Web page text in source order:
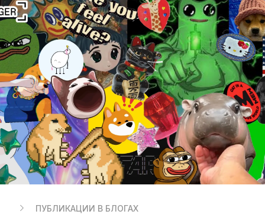
Ledger Stax™
Продуманное во всём
Ledger Flex
Новый стандарт
Ledger NanoGen5
Возможность персонализировать
ПУБЛИКАЦИИ В БЛОГАХ